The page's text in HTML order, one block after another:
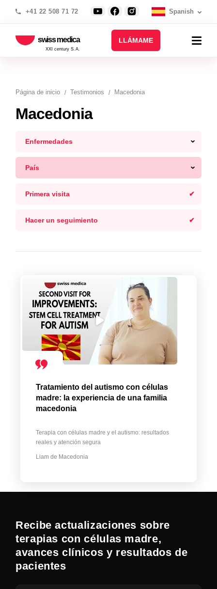
+41 22 508 71 72 Spanish
swiss medica
XXI century S.A.
LLÁMAME
Página de inicio Testimonios Macedonia
Macedonia
Enfermedades
País
Primera visita
Hacer un seguimiento
Tratamiento del autismo con células
madre: la experiencia de una familia
macedonia
Terapia con células madre y el autismo: resultados
reales y atención segura
Liam de Macedonia
Recibe actualizaciones sobre
terapias con células madre,
avances clínicos y resultados de
pacientes